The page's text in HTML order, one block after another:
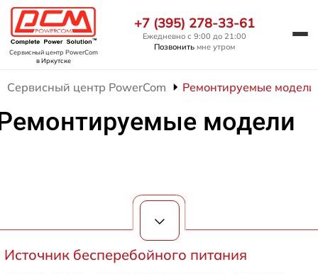
Сервисный центр PowerCom
в Иркутске
+7 (395) 278-33-61
Ежедневно с 9:00 до 21:00
Позвонить мне утром
Сервисный центр PowerCom Ремонтируемые модели
модели
Источник бесперебойного питания